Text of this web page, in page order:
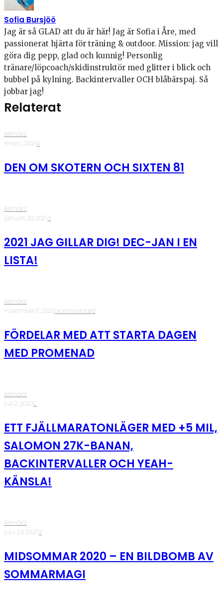
Sofia Bursjöö
Jag är så GLAD att du är här! Jag är Sofia i Åre, med
passionerat hjärta för träning & outdoor. Mission: jag vill
göra dig pepp, glad och kunnig! Personlig
tränare/löpcoach/skidinstruktör med glitter i blick och
bubbel på kylning. Backintervaller OCH blåbärspaj. Så
jobbar jag!
Relaterat
Allmänt
·mars 1, 2021·4
DEN OM SKOTERN OCH SIXTEN 81
Allmänt
·januari 20, 2021·4
2021 JAG GILLAR DIG! DEC-JAN I EN
LISTA!
Allmänt
·november 11, 2020·1 kommentar·6
FÖRDELAR MED ATT STARTA DAGEN
MED PROMENAD
Allmänt
·juli 2, 2020·2
ETT FJÄLLMARATONLÄGER MED +5 MIL,
SALOMON 27K-BANAN,
BACKINTERVALLER OCH YEAH-
KÄNSLA!
Allmänt
·juni 23, 2020·3
MIDSOMMAR 2020 – EN BILDBOMB AV
SOMMARMAGI